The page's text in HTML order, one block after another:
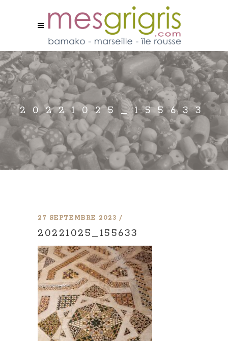
20221025_155633
27 SEPTEMBRE 2023
20221025_155633